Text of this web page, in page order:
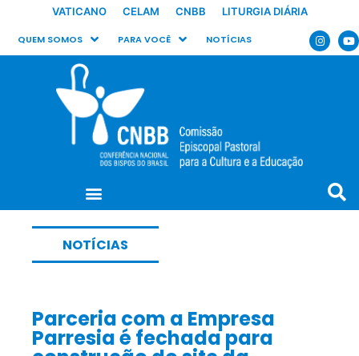
VATICANO CELAM CNBB LITURGIA DIÁRIA
QUEM SOMOS PARA VOCÊ NOTÍCIAS
NOTÍCIAS
Parceria com a Empresa
Parresia é fechada para